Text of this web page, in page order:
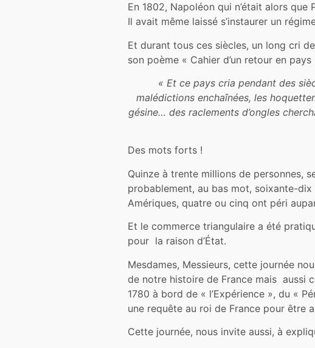
En 1802, Napoléon qui n’était alors que
Il avait même laissé s’instaurer un
Et durant tous ces siècles, un long cri
son poème « Cahier d’un retour en pays
« Et ce pays cria pendant des
malédictions enchaînées, les
gésine… des raclements d’ongles
Des mots forts !
Quinze à trente millions de personnes,
probablement, au bas mot, soixante-
Amériques, quatre ou cinq ont péri
Et le commerce triangulaire a été
pour la raison d’État.
Mesdames, Messieurs, cette journée
de notre histoire de France mais aussi
1780 à bord de « l’Expérience », du «
une requête au roi de France pour être
Cette journée, nous invite aussi, à